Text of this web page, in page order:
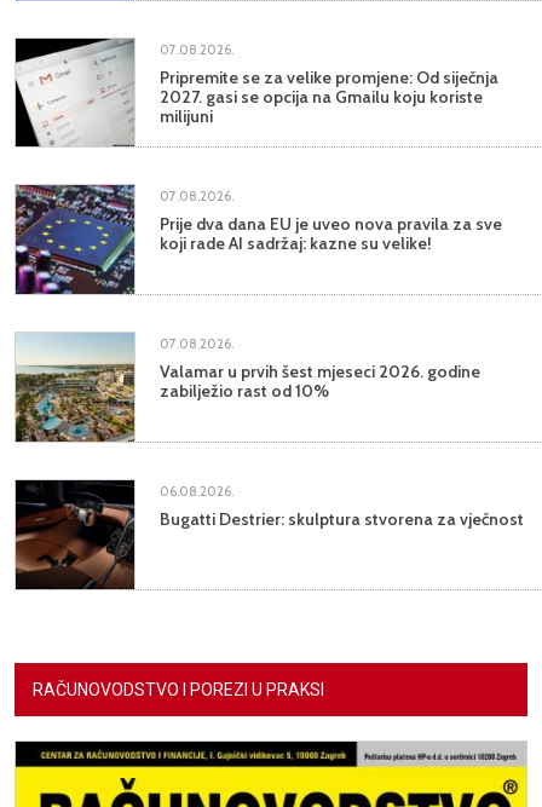
07.08.2026.
Pripremite se za velike promjene: Od siječnja
2027. gasi se opcija na Gmailu koju koriste
milijuni
07.08.2026.
Prije dva dana EU je uveo nova pravila za sve
koji rade AI sadržaj: kazne su velike!
07.08.2026.
Valamar u prvih šest mjeseci 2026. godine
zabilježio rast od 10%
06.08.2026.
Bugatti Destrier: skulptura stvorena za vječnost
RAČUNOVODSTVO I POREZI U PRAKSI